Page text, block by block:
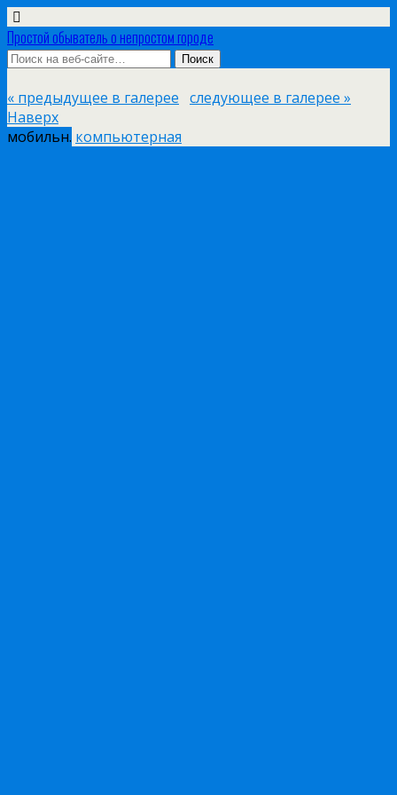
Простой обыватель о непростом городе
« предыдущее в галерее следующее в галерее »
Наверх
мобильн. компьютерная